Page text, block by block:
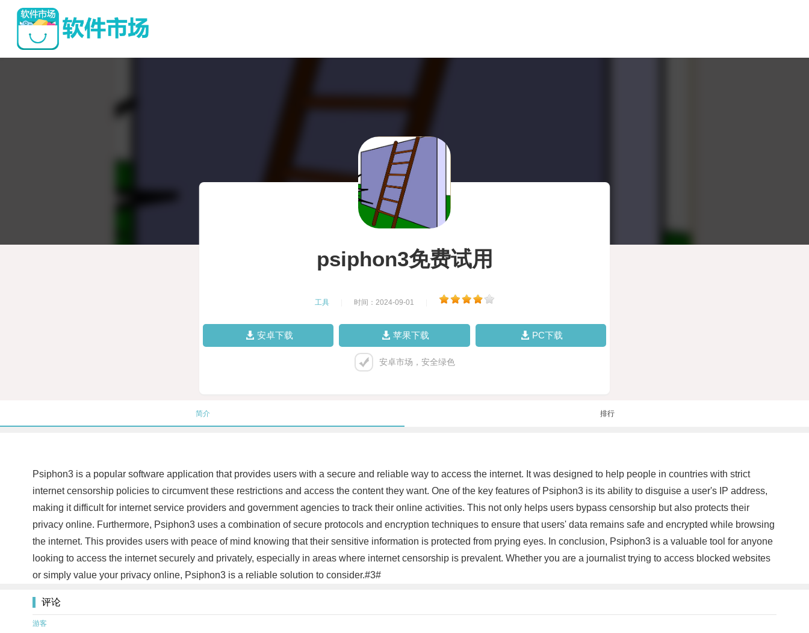
psiphon3免费试用
工具 时间：2024-09-01
安卓下载 苹果下载 PC下载
安卓市场，安全绿色
简介 排行
Psiphon3 is a popular software application that provides users with a secure and reliable way to access the internet. It was designed to help people in countries with strict
internet censorship policies to circumvent these restrictions and access the content they want. One of the key features of Psiphon3 is its ability to disguise a user's IP address,
making it difficult for internet service providers and government agencies to track their online activities. This not only helps users bypass censorship but also protects their
privacy online. Furthermore, Psiphon3 uses a combination of secure protocols and encryption techniques to ensure that users' data remains safe and encrypted while browsing
the internet. This provides users with peace of mind knowing that their sensitive information is protected from prying eyes. In conclusion, Psiphon3 is a valuable tool for anyone
looking to access the internet securely and privately, especially in areas where internet censorship is prevalent. Whether you are a journalist trying to access blocked websites
or simply value your privacy online, Psiphon3 is a reliable solution to consider.#3#
评论
游客